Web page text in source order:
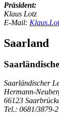
Präsident:
Klaus Lotz
E-Mail:
Saarland
Saarländischer
Hermann-
66123
Tel.: 0681/3879-